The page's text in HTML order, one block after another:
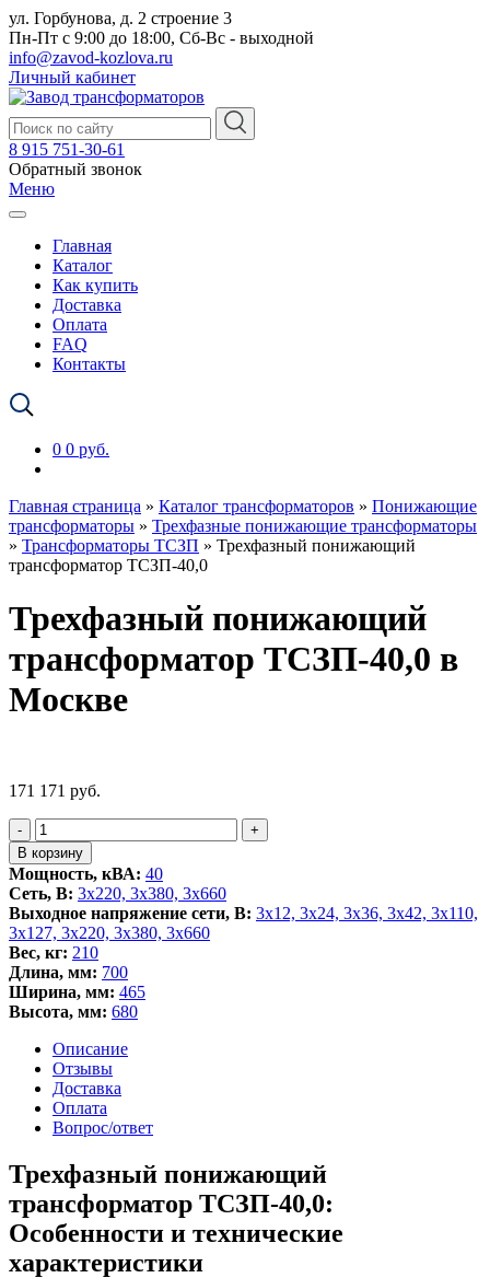
ул. Горбунова, д. 2 строение 3
Пн-Пт с 9:00 до 18:00, Сб-Вс - выходной
info@zavod-kozlova.ru
Личный кабинет
8 915 751-30-61
Обратный звонок
Меню
Главная
Каталог
Как купить
Доставка
Оплата
FAQ
Контакты
0 0 руб.
Главная страница » Каталог трансформаторов » Понижающие
трансформаторы » Трехфазные понижающие трансформаторы
» Трансформаторы ТСЗП » Трехфазный понижающий
трансформатор ТСЗП-40,0
Трехфазный понижающий
трансформатор ТСЗП-40,0 в
Москве
171 171 руб.
-
Количество
товара
Трехфазный
понижающий
трансформатор
ТСЗП-40,0
+
В корзину
Мощность, кВА: 40
Сеть, В: 3x220, 3х380, 3x660
Выходное напряжение сети, В: 3x12, 3x24, 3x36, 3x42, 3x110,
3x127, 3x220, 3x380, 3x660
Вес, кг: 210
Длина, мм: 700
Ширина, мм: 465
Высота, мм: 680
Описание
Отзывы
Доставка
Оплата
Вопрос/ответ
Трехфазный понижающий
трансформатор ТСЗП-40,0:
Особенности и технические
характеристики